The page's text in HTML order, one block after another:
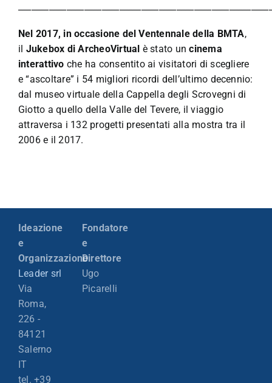
Nel 2017, in occasione del Ventennale della BMTA,
il Jukebox di ArcheoVirtual è stato uncinema
interattivo che ha consentito ai visitatori di scegliere
e “ascoltare” i 54 migliori ricordi dell’ultimo decennio:
dal museo virtuale della Cappella degli Scrovegni di
Giotto a quello della Valle del Tevere, il viaggio
attraversa i 132 progetti presentati alla mostra tra il
2006 e il 2017.
Ideazione
e
Organizzazione
Leader srl
Via
Roma,
226 -
84121
Salerno
IT
tel. +39
Fondatore
e
Direttore
Ugo
Picarelli